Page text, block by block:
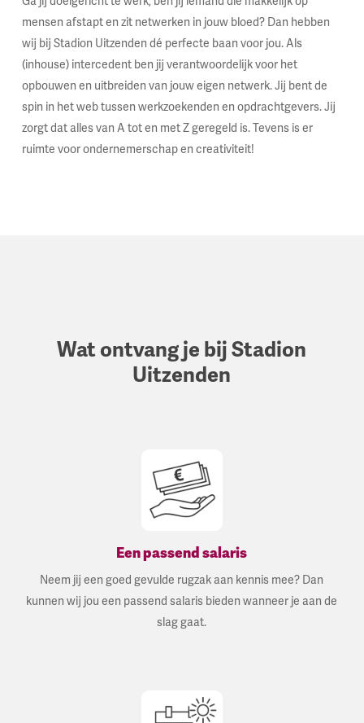
mensen afstapt en zit netwerken in jouw bloed? Dan hebben
wij bij Stadion Uitzenden dé perfecte baan voor jou. Als
(inhouse) intercedent ben jij verantwoordelijk voor het
opbouwen en uitbreiden van jouw eigen netwerk. Jij bent de
spin in het web tussen werkzoekenden en opdrachtgevers. Jij
zorgt dat alles van A tot en met Z geregeld is. Tevens is er
ruimte voor ondernemerschap en creativiteit!
Wat ontvang je bij Stadion
Uitzenden
Een passend salaris
Neem jij een goed gevulde rugzak aan kennis mee? Dan
kunnen wij jou een passend salaris bieden wanneer je aan de
slag gaat.